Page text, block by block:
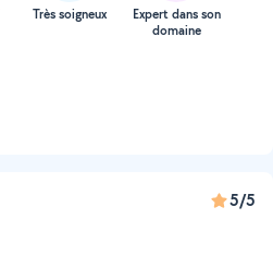
Très soigneux
Expert dans son
domaine
5/5